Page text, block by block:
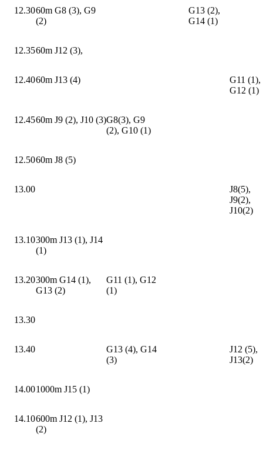
12.3060m G8 (3), G9
(2)
G13 (2),
G14 (1)
12.3560m J12 (3),
12.4060m J13 (4)
G11 (1),
G12 (1)
12.4560m J9 (2), J10 (3)G8(3), G9
(2), G10 (1)
12.5060m J8 (5)
13.00
J8(5),
J9(2),
J10(2)
13.10300m J13 (1), J14
(1)
13.20300m G14 (1),
G13 (2)
G11 (1), G12
(1)
13.30
13.40
G13 (4), G14
(3)
J12 (5),
J13(2)
14.001000m J15 (1)
14.10600m J12 (1), J13
(2)